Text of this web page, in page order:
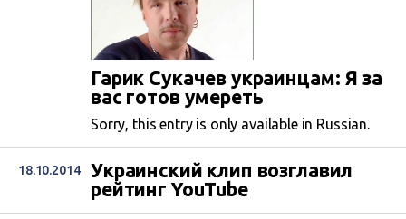
Гарик Сукачев украинцам: Я за
вас готов умереть
Sorry, this entry is only available in Russian.
18.10.2014
Украинский клип возглавил
рейтинг YouTube